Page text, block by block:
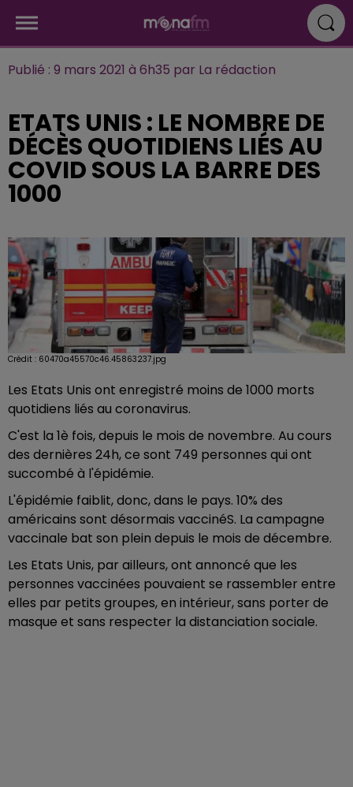
Publié : 9 mars 2021 à 6h35 par La rédaction
ETATS UNIS : LE NOMBRE DE
DÉCÈS QUOTIDIENS LIÉS AU
COVID SOUS LA BARRE DES
1000
Crédit : 60470a45570c46.45863237.jpg
Les Etats Unis ont enregistré moins de 1000 morts
quotidiens liés au coronavirus.
C'est la 1è fois, depuis le mois de novembre. Au cours
des dernières 24h, ce sont 749 personnes qui ont
succombé à l'épidémie.
L'épidémie faiblit, donc, dans le pays. 10% des
américains sont désormais vaccinéS. La campagne
vaccinale bat son plein depuis le mois de décembre.
Les Etats Unis, par ailleurs, ont annoncé que les
personnes vaccinées pouvaient se rassembler entre
elles par petits groupes, en intérieur, sans porter de
masque et sans respecter la distanciation sociale.